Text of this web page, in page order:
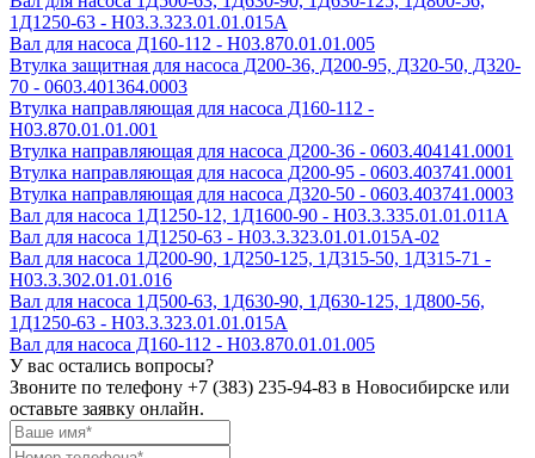
1Д1250-63 - Н03.3.323.01.01.015А
Вал для насоса Д160-112 - Н03.870.01.01.005
Втулка защитная для насоса Д200-36, Д200-95, Д320-50, Д320-
70 - 0603.401364.0003
Втулка направляющая для насоса Д160-112 -
Н03.870.01.01.001
Втулка направляющая для насоса Д200-36 - 0603.404141.0001
Втулка направляющая для насоса Д200-95 - 0603.403741.0001
Втулка направляющая для насоса Д320-50 - 0603.403741.0003
Вал для насоса 1Д1250-12, 1Д1600-90 - Н03.3.335.01.01.011А
Вал для насоса 1Д1250-63 - Н03.3.323.01.01.015А-02
Вал для насоса 1Д200-90, 1Д250-125, 1Д315-50, 1Д315-71 -
Н03.3.302.01.01.016
Вал для насоса 1Д500-63, 1Д630-90, 1Д630-125, 1Д800-56,
1Д1250-63 - Н03.3.323.01.01.015А
Вал для насоса Д160-112 - Н03.870.01.01.005
У вас остались вопросы?
Звоните по телефону +7 (383) 235-94-83 в Новосибирске или
оставьте заявку онлайн.